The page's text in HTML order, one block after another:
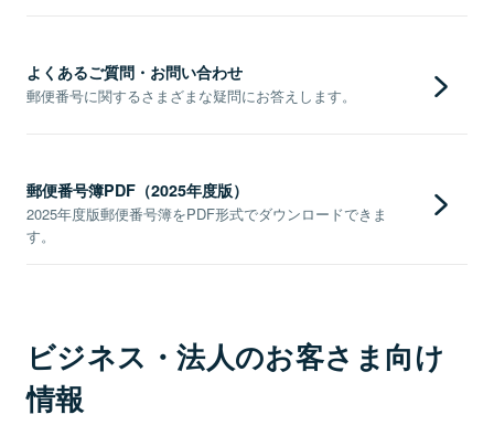
よくあるご質問・お問い合わせ
郵便番号に関するさまざまな疑問にお答えします。
郵便番号簿PDF（2025年度版）
2025年度版郵便番号簿をPDF形式でダウンロードできま
す。
ビジネス・法人のお客さま向け
情報